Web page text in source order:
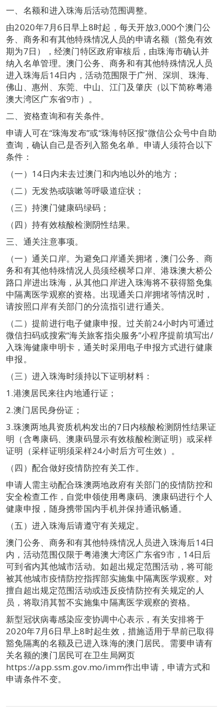
一、名额和进入珠海后活动范围调整。
由2020年7月6日早上8时起，每天开放3,000个澳门公
务、商务和有其他特殊情况人员的申请名额（豁免有效
期为7日），经澳门特区政府审核后，由珠海市确认并
纳入名单管理。澳门公务、商务和有其他特殊情况人员
进入珠海后14日内，活动范围限于广州、深圳、珠海、
佛山、惠州、东莞、中山、江门及肇庆（以下简称粤港
澳大湾区广东省9市）。
二、资格查询和有关条件。
申请人可在“珠海发布”或“珠海特区报”微信公众号中自助
查询，确认自己是否列入豁免名单。申请人须符合以下
条件：
（一）14日内未去过澳门和内地以外的地方；
（二）无发热或咳嗽等呼吸道症状；
（三）持澳门健康码绿码；
（四）持有效核酸检测阴性结果。
三、通关注意事项。
（一）通关口岸。为避免口岸通关拥堵，澳门公务、商
务和有其他特殊情况人员须经横琴口岸、港珠澳大桥公
路口岸进出珠海，从其他口岸进入珠海将不获得豁免集
中隔离医学观察的资格。出现通关口岸拥堵等情况时，
请按照口岸有关部门的分流指引进行通关。
（二）提前进行电子健康申报。过关前24小时内可通过
微信扫码或搜索“海关旅客指尖服务”小程序提前填写出/
入珠海健康申明卡，通关时采用电子申报方式进行健康
申报。
（三）进入珠海时须持以下证明材料：
1.港澳居民来往内地通行证；
2.澳门居民身份证；
3.珠澳两地具资质机构发出的7日内核酸检测阴性结果证
明（含粤康码、澳康码显示有效核酸检测证明）或采样
证明（采样证明须采样24小时后方可生效）。
（四）配合做好疫情防控有关工作。
申请人需主动配合珠澳两地政府有关部门的疫情防控和
安全检查工作，自觉申领使用粤康码、澳康码进行个人
健康申报，随身携带国内手机并保持通讯畅通。
（五）进入珠海后请遵守有关规定。
澳门公务、商务和有其他特殊情况人员进入珠海后14日
内，活动范围仅限于粤港澳大湾区广东省9市，14日后
可到省内其他城市活动。如超出规定范围活动，将可能
被其他城市疫情防控指挥部实施集中隔离医学观察。对
擅自超出规定范围活动或违反疫情防控有关规定的人
员，将取消其暂不实施集中隔离医学观察的资格。
新型冠状病毒感染应变协调中心表示，有关安排将于
2020年7月6日早上8时起生效，措施适用于早前已取得
豁免隔离的名额及已进入珠海的澳门居民。需要申请有
关名额的澳门居民可在卫生局网页
https://app.ssm.gov.mo/imm作出申请，申请方式和
申请条件不变。